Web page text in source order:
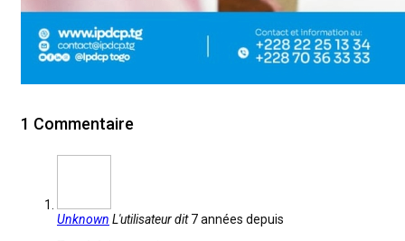
1 Commentaire
Unknown L'utilisateur dit 7 années depuis